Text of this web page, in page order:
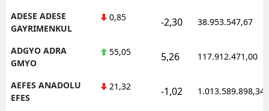
Gümüşhane
Isparta
ADESE ADESE
GAYRIMENKUL
0,85 -2,30 38.953.547,67
ADGYO ADRA
GMYO
55,05 5,26 117.912.471,00
AEFES ANADOLU
EFES
21,32 -1,02 1.013.589.898,34